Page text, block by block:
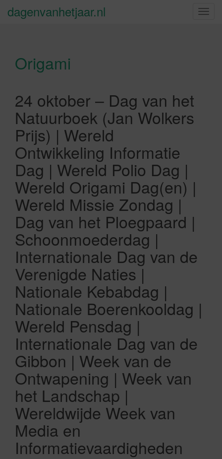
S
dagenvanhetjaar.nl
Origami
24 oktober – Dag van het
Natuurboek (Jan Wolkers
Prijs) | Wereld
Ontwikkeling Informatie
Dag | Wereld Polio Dag |
Wereld Origami Dag(en) |
Wereld Missie Zondag |
Dag van het Ploegpaard |
Schoonmoederdag |
Internationale Dag van de
Verenigde Naties |
Nationale Kebabdag |
Nationale Boerenkooldag |
Wereld Pensdag |
Internationale Dag van de
Gibbon | Week van de
Ontwapening | Week van
het Landschap |
Wereldwijde Week van
Media en
Informatievaardigheden